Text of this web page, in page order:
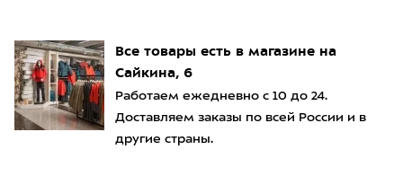
Все товары есть в магазине на
Сайкина, 6
Работаем ежедневно с 10 до 24.
Доставляем заказы по всей России и в
другие страны.